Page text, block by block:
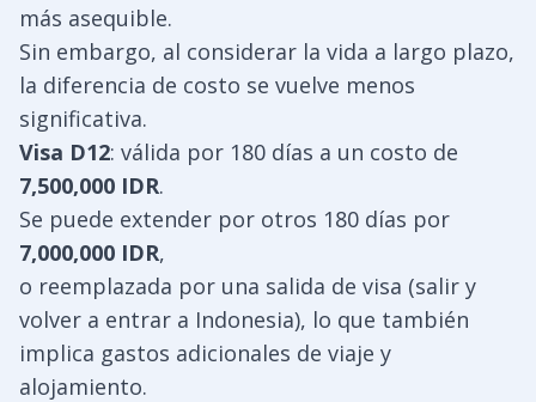
más asequible.
Sin embargo, al considerar la vida a largo plazo,
la diferencia de costo se vuelve menos
significativa.
Visa D12: válida por 180 días a un costo de
7,500,000 IDR.
Se puede extender por otros 180 días por
7,000,000 IDR,
o reemplazada por una salida de visa (salir y
volver a entrar a Indonesia), lo que también
implica gastos adicionales de viaje y
alojamiento.